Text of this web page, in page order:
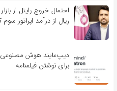
ریال از درآمد اپراتور
برای نوشتن فیلمنامه